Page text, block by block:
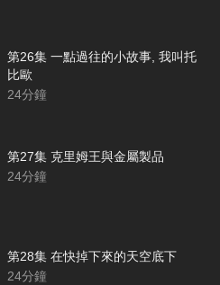
第26集 一點過往的小故事, 我叫托
比歐
24分鐘
第27集 克里姆王與金屬製品
24分鐘
第28集 在快掉下來的天空底下
24分鐘